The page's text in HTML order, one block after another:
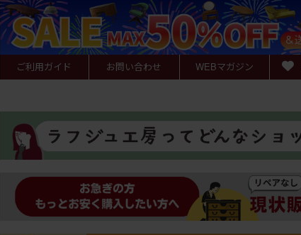
ご利用ガイド お問い合わせ WEBマガジン